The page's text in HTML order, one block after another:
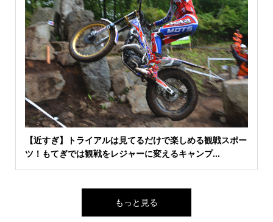
【近すぎ】トライアルは見てるだけで楽しめる観戦スポー
ツ！もてぎでは観戦をレジャーに変えるキャンプ...
もっと見る